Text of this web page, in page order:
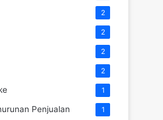
2
2
2
2
1
Penjualan 1